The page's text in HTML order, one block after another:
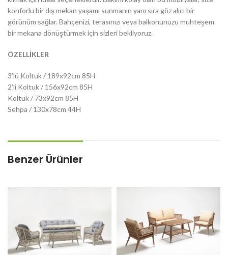
konforlu bir dış mekan yaşamı sunmanın yanı sıra göz alıcı bir
görünüm sağlar. Bahçenizi, terasınızı veya balkonunuzu muhteşem
bir mekana dönüştürmek için sizleri bekliyoruz.
ÖZELLİKLER
3’lü Koltuk / 189x92cm 85H
2’li Koltuk / 156x92cm 85H
Koltuk / 73x92cm 85H
Sehpa / 130x78cm 44H
Benzer Ürünler